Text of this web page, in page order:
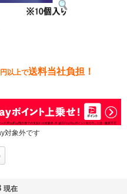
円以上で送料当社負担！
対象外です
現在